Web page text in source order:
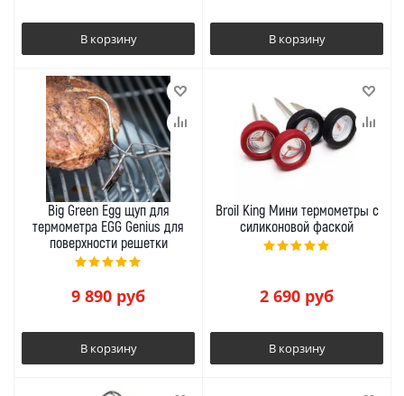
В корзину В корзину
Big Green Egg щуп для
термометра EGG Genius для
поверхности решетки
9 890 руб
В корзину
Broil King Мини термометры с
силиконовой фаской
2 690 руб
В корзину